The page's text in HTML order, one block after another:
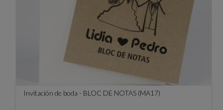
Invitación de boda - BLOC DE NOTAS (MA17)